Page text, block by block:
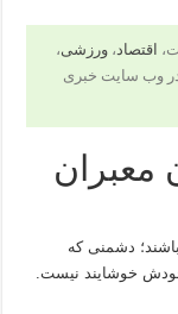
اقتصاد، ورزشی،
وب سایت خبری
معبران
دشمنی که
خوشایند نیست.